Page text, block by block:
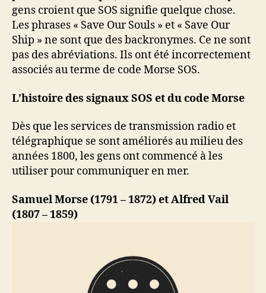
gens croient que SOS signifie quelque chose.
Les phrases « Save Our Souls » et « Save Our
Ship » ne sont que des backronymes. Ce ne sont
pas des abréviations. Ils ont été incorrectement
associés au terme de code Morse SOS.
L’histoire des signaux SOS et du code Morse
Dès que les services de transmission radio et
télégraphique se sont améliorés au milieu des
années 1800, les gens ont commencé à les
utiliser pour communiquer en mer.
Samuel Morse (1791 – 1872) et Alfred Vail
(1807 – 1859)